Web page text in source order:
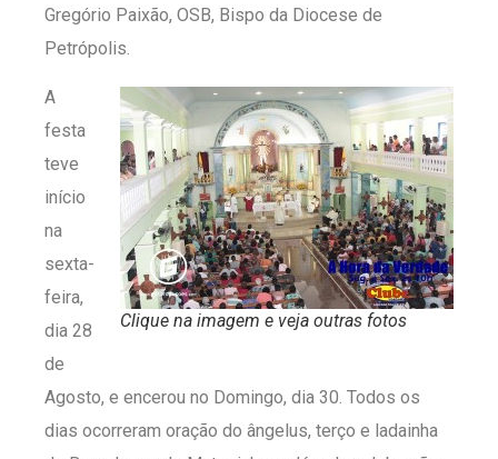
Gregório Paixão, OSB, Bispo da Diocese de
Petrópolis.
Clique na imagem e veja outras fotos
A
festa
teve
início
na
sexta-
feira,
dia 28
de
Agosto, e encerou no Domingo, dia 30. Todos os
dias ocorreram oração do ângelus, terço e ladainha